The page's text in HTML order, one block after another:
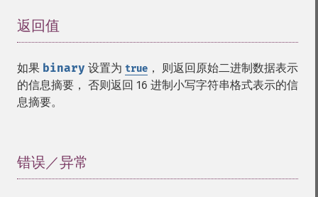
返回值
如果 binary 设置为 true ， 则返回原始二进制数据表示
的信息摘要， 否则返回 16 进制小写字符串格式表示的信
息摘要。
错误／异常